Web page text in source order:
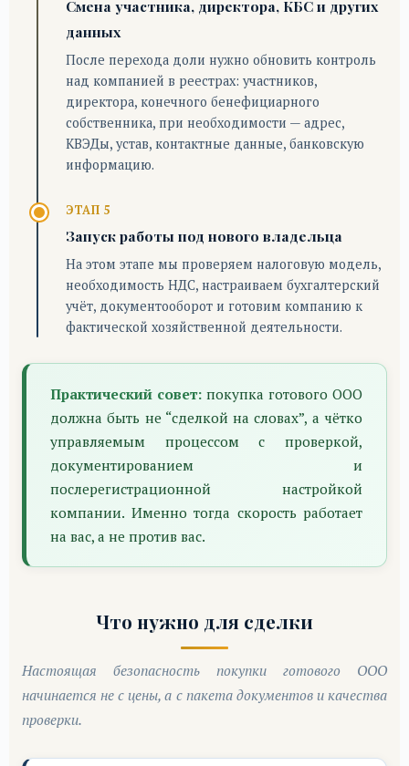
Смена участника, директора, КБС и других
данных
После перехода доли нужно обновить контроль
над компанией в реестрах: участников,
директора, конечного бенефициарного
собственника, при необходимости — адрес,
КВЭДы, устав, контактные данные, банковскую
информацию.
ЭТАП 5
Запуск работы под нового владельца
На этом этапе мы проверяем налоговую модель,
необходимость НДС, настраиваем бухгалтерский
учёт, документооборот и готовим компанию к
фактической хозяйственной деятельности.
Практический совет: покупка готового ООО
должна быть не “сделкой на словах”, а чётко
управляемым процессом с проверкой,
документированием и
послерегистрационной настройкой
компании. Именно тогда скорость работает
на вас, а не против вас.
Что нужно для сделки
Настоящая безопасность покупки готового ООО
начинается не с цены, а с пакета документов и качества
проверки.